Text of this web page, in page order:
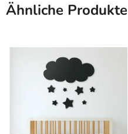
Ähnliche Produkte